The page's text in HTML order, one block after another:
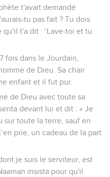
t'avait demandé
tu pas fait ? Tu dois
qu'il t'a dit : ‘Lave-toi et tu
fois dans le Jourdain,
de Dieu. Sa chair
enfant et il fut pur.
de Dieu avec toute sa
devant lui et dit : « Je
sur toute la terre, sauf en
prie, un cadeau de la part
je suis le serviteur, est
insista pour qu'il